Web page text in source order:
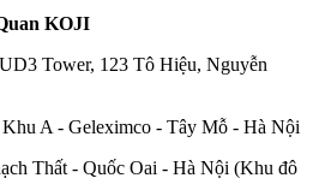
KOJI
Tower, 123 Tô Hiệu, Nguyễn
A - Geleximco - Tây Mỗ - Hà Nội
Thất - Quốc Oai - Hà Nội (Khu đô